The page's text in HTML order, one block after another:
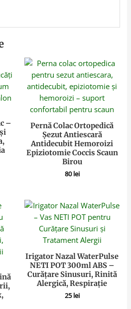
–
Pernă Colac Ortopedică
Șezut Antiescară
Antidecubit Hemoroizi
Epiziotomie Coccis Scaun
Birou
80lei
Irigator Nazal WaterPulse
NETI POT 300ml ABS –
Curățare Sinusuri, Rinită
Alergică, Respirație
25lei